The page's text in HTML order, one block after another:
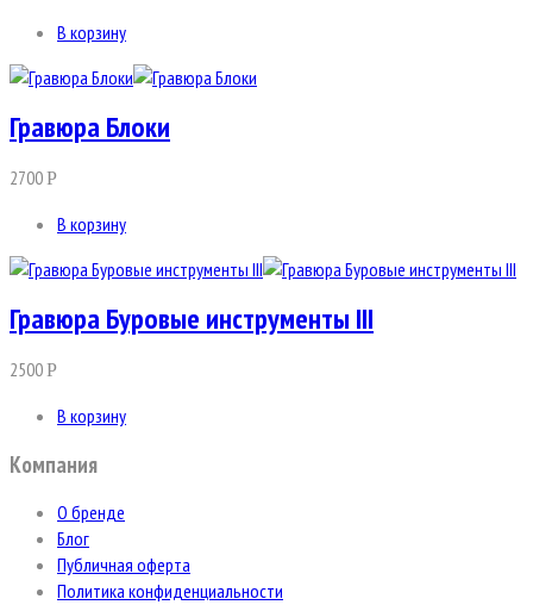
В корзину
Гравюра Блоки
2700Р
В корзину
Гравюра Буровые инструменты III
2500Р
В корзину
Компания
О бренде
Блог
Публичная оферта
Политика конфиденциальности